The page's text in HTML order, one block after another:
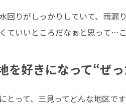
回りがしっかりしていて、雨漏
ていいところだなぁと思って…
を好きになって“ぜ
とって、三見ってどんな地区で